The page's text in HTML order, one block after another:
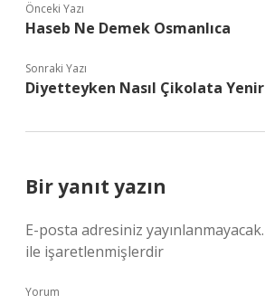
Önceki Yazı
Haseb Ne Demek Osmanlıca
Sonraki Yazı
Diyetteyken Nasıl Çikolata Yenir
Bir yanıt yazın
E-posta adresiniz yayınlanmayacak.
ile işaretlenmişlerdir
Yorum